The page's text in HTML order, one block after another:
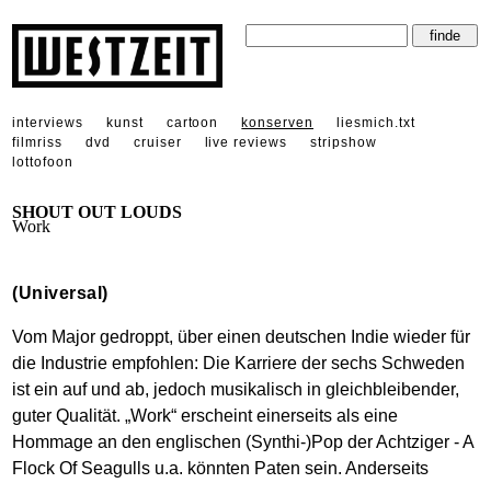
interviews kunst cartoon konserven
liesmich.txt
filmriss
dvd cruiser live reviews
stripshow
lottofoon
SHOUT OUT LOUDS
Work
(Universal)
Vom Major gedroppt, über einen deutschen Indie wieder für
die Industrie empfohlen: Die Karriere der sechs Schweden
ist ein auf und ab, jedoch musikalisch in gleichbleibender,
guter Qualität. „Work“ erscheint einerseits als eine
Hommage an den englischen (Synthi-)Pop der Achtziger - A
Flock Of Seagulls u.a. könnten Paten sein. Anderseits